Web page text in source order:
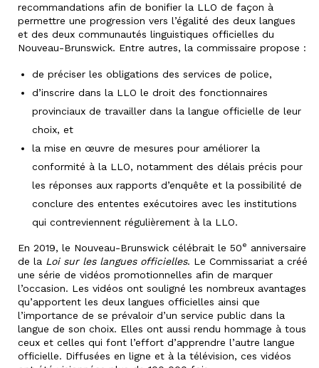
recommandations afin de bonifier la LLO de façon à
permettre une progression vers l’égalité des deux langues
et des deux communautés linguistiques officielles du
Nouveau-Brunswick. Entre autres, la commissaire propose :
de préciser les obligations des services de police,
d’inscrire dans la LLO le droit des fonctionnaires
provinciaux de travailler dans la langue officielle de leur
choix, et
la mise en œuvre de mesures pour améliorer la
conformité à la LLO, notamment des délais précis pour
les réponses aux rapports d’enquête et la possibilité de
conclure des ententes exécutoires avec les institutions
qui contreviennent régulièrement à la LLO.
En 2019, le Nouveau-Brunswick célébrait le 50e anniversaire
de la Loi sur les langues officielles. Le Commissariat a créé
une série de vidéos promotionnelles afin de marquer
l’occasion. Les vidéos ont souligné les nombreux avantages
qu’apportent les deux langues officielles ainsi que
l’importance de se prévaloir d’un service public dans la
langue de son choix. Elles ont aussi rendu hommage à tous
ceux et celles qui font l’effort d’apprendre l’autre langue
officielle. Diffusées en ligne et à la télévision, ces vidéos